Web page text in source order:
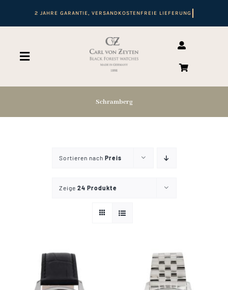
Toggle
Suche
Shop
Schramberg
Sortieren nach Preis
Zeige 24 Produkte